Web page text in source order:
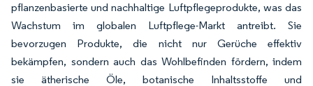
pflanzenbasierte und nachhaltige Luftpflegeprodukte, was das
Wachstum im globalen Luftpflege-Markt antreibt. Sie
bevorzugen Produkte, die nicht nur Gerüche effektiv
bekämpfen, sondern auch das Wohlbefinden fördern, indem
sie ätherische Öle, botanische Inhaltsstoffe und